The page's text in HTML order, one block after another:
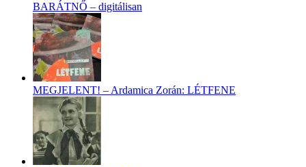
BARÁTNŐ – digitálisan
MEGJELENT! – Ardamica Zorán: LÉTFENE